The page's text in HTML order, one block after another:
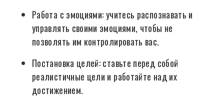
Работа с эмоциями: учитесь распознавать и
управлять своими эмоциями, чтобы не
позволять им контролировать вас.
Постановка целей: ставьте перед собой
реалистичные цели и работайте над их
достижением.